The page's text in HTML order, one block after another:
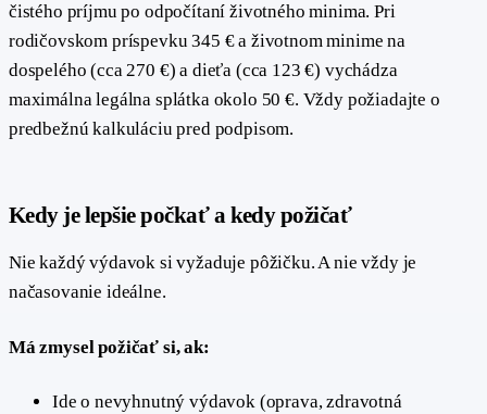
čistého príjmu po odpočítaní životného minima. Pri
rodičovskom príspevku 345 € a životnom minime na
dospelého (cca 270 €) a dieťa (cca 123 €) vychádza
maximálna legálna splátka okolo 50 €. Vždy požiadajte o
predbežnú kalkuláciu pred podpisom.
Kedy je lepšie počkať a kedy požičať
Nie každý výdavok si vyžaduje pôžičku. A nie vždy je
načasovanie ideálne.
Má zmysel požičať si, ak:
Ide o nevyhnutný výdavok (oprava, zdravotná